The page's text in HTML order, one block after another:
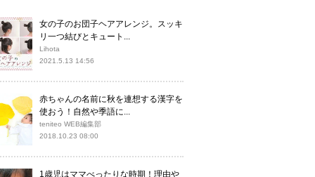
女の子のお団子ヘアアレンジ。スッキ
リ一つ結びとキュート...
Lihota
2021.5.13 14:56
赤ちゃんの名前に秋を連想する漢字を
使おう！自然や季語に...
teniteo WEB編集部
2018.10.23 08:00
1歳児はママべったりな時期！理由や